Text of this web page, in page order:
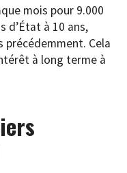
mois pour 9.000
d’État à 10 ans,
précédemment. Cela
à long terme à